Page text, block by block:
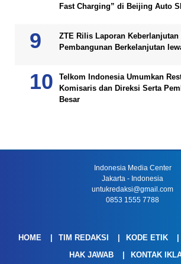
Fast Charging” di Beijing Auto
ZTE Rilis Laporan Keberlanjutan
Pembangunan Berkelanjutan
Telkom Indonesia Umumkan
Komisaris dan Direksi Serta
Besar
Indonesia Media Center
Jakarta - Indonesia
untukredaksi@gmail.com
0853 1555 7788
HOME TIM REDAKSI KODE ETIK
HAK JAWAB
KONTAK